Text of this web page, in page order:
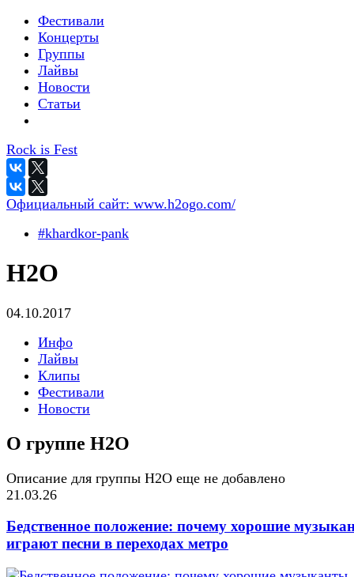
Фестивали
Концерты
Группы
Лайвы
Новости
Статьи
Rock is Fest
Официальный сайт: www.h2ogo.com/
#khardkor-pank
H2O
04.10.2017
Инфо
Лайвы
Клипы
Фестивали
Новости
О группе H2O
Описание для группы H2O еще не добавлено
21.03.26
Бедственное положение: почему хорошие
играют песни в переходах метро